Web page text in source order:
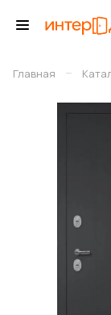
Главная –